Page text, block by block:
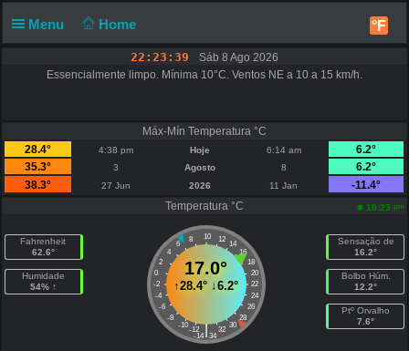
Menu Home °F
22:23:39
Sáb 8 Ago 2026
Essencialmente limpo. Mínima 10°C. Ventos NE a 10 a 15 km/h.
Máx-Mín Temperatura °C
28.4°
4:38 pm Hoje 6:14 am
6.2°
35.3°
3 Agosto 8
6.2°
38.3°
27 Jun 2026 11 Jan
-11.4°
Temperatura °C
10:23 pm
Fahrenheit
62.6°
Humidade
54% ↑
10
8 12
6
14
4
16
2
18
0
20
-2
22
-4
24
-6
26
-8
28
-10
30
-12 32
|
-14 34
17.0°
↑28.4° ↓6.2°
Sensação de
16.2°
Bolbo Húm.
12.2°
Ptº Orvalho
7.6°